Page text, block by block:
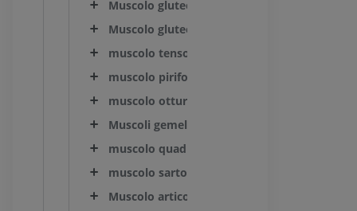
Muscolo gluteo medio
Muscolo gluteo profondo
muscolo tensore della fascia lata
muscolo piriforme
muscolo otturatorio interno
Muscoli gemelli
muscolo quadrato del femore
muscolo sartorio
Muscolo articolare dell'anca